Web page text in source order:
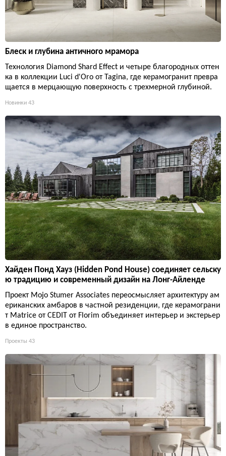
Блеск и глубина античного мрамора
Технология Diamond Shard Effect и четыре благородных оттен
ка в коллекции Luci d'Oro от Tagina, где керамогранит превра
щается в мерцающую поверхность с трехмерной глубиной.
Новинки 43
Хайден Понд Хауз (Hidden Pond House) соединяет сельску
ю традицию и современный дизайн на Лонг-Айленде
Проект Mojo Stumer Associates переосмысляет архитектуру ам
ериканских амбаров в частной резиденции, где керамограни
т Matrice от CEDIT от Florim объединяет интерьер и экстерьер
в единое пространство.
Проекты 43